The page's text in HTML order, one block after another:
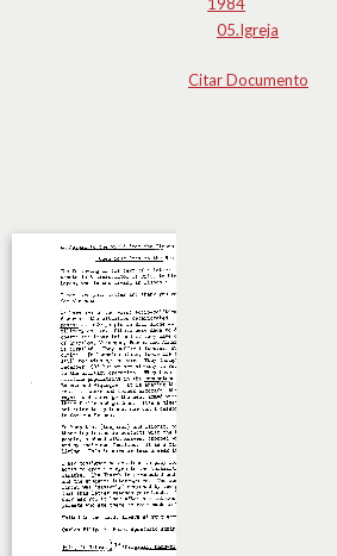
05.Igreja
Citar Documento